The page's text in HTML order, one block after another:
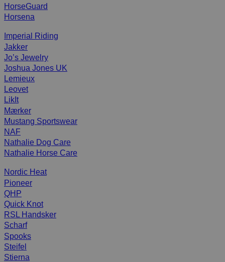
HorseGuard
Horsena
Imperial Riding
Jakker
Jo’s Jewelry
Joshua Jones UK
Lemieux
Leovet
LikIt
Mærker
Mustang Sportswear
NAF
Nathalie Dog Care
Nathalie Horse Care
Nordic Heat
Pioneer
QHP
Quick Knot
RSL Handsker
Scharf
Spooks
Steifel
Stierna